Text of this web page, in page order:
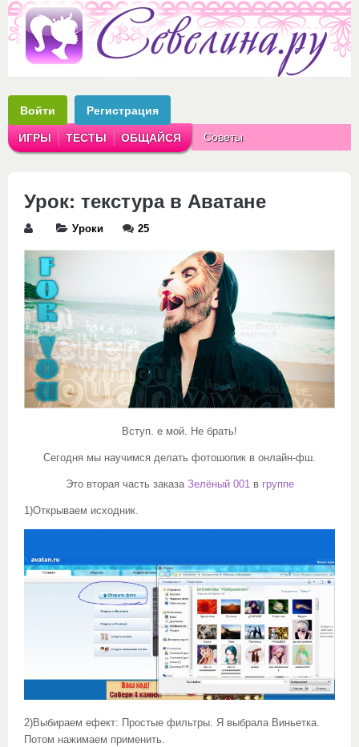
Войти Регистрация
ИГРЫ ТЕСТЫ ОБЩАЙСЯ Советы
Урок: текстура в Аватане
Уроки 25
Вступ. е мой. Не брать!
Сегодня мы научимся делать фотошопик в онлайн-фш.
Это вторая часть заказа Зелёный 001в группе
1)Открываем исходник.
2)Выбираем ефект: Простые фильтры. Я выбрала Виньетка.
Потом нажимаем применить.